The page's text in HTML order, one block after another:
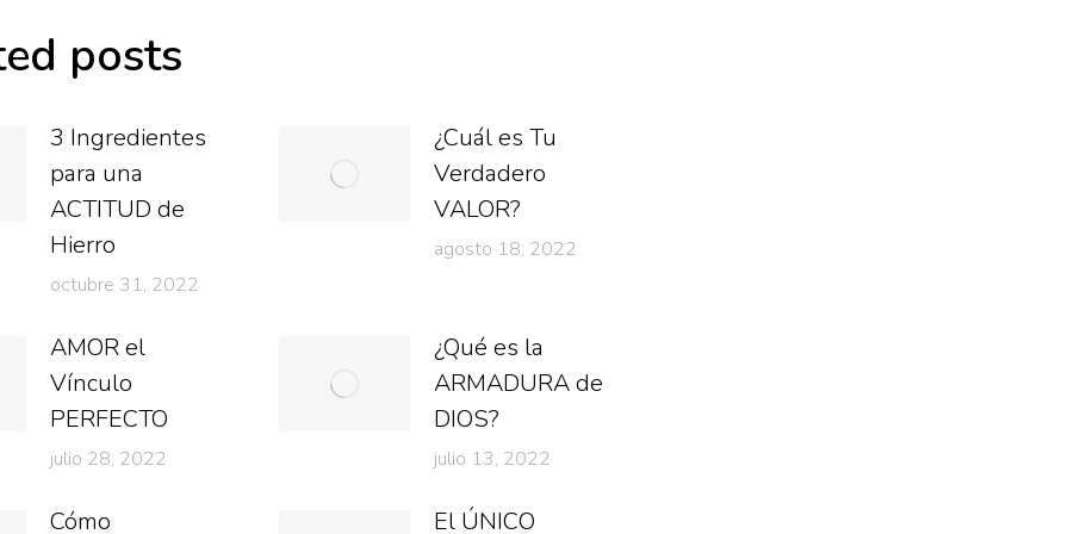
posts
3 Ingredientes
para una
ACTITUD de
Hierro
octubre 31, 2022
¿Cuál es Tu
Verdadero
VALOR?
agosto 18, 2022
AMOR el
Vínculo
PERFECTO
julio 28, 2022
¿Qué es la
ARMADURA de
DIOS?
julio 13, 2022
Cómo El ÚNICO